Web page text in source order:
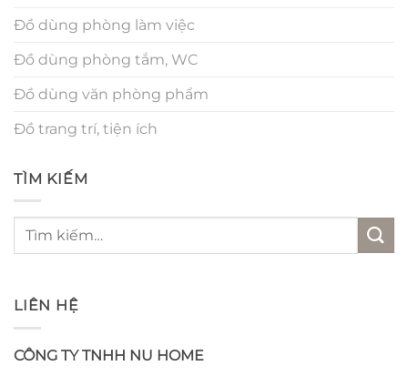
Đồ dùng phòng làm việc
Đồ dùng phòng tắm, WC
Đồ dùng văn phòng phẩm
Đồ trang trí, tiện ích
TÌM KIẾM
Tìm
LIÊN HỆ
CÔNG TY TNHH NU HOME